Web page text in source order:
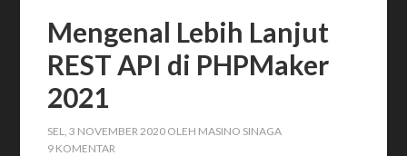
Mengenal Lebih Lanjut
REST API di PHPMaker
2021
SEL, 3 NOVEMBER 2020 OLEH MASINO SINAGA
9 KOMENTAR